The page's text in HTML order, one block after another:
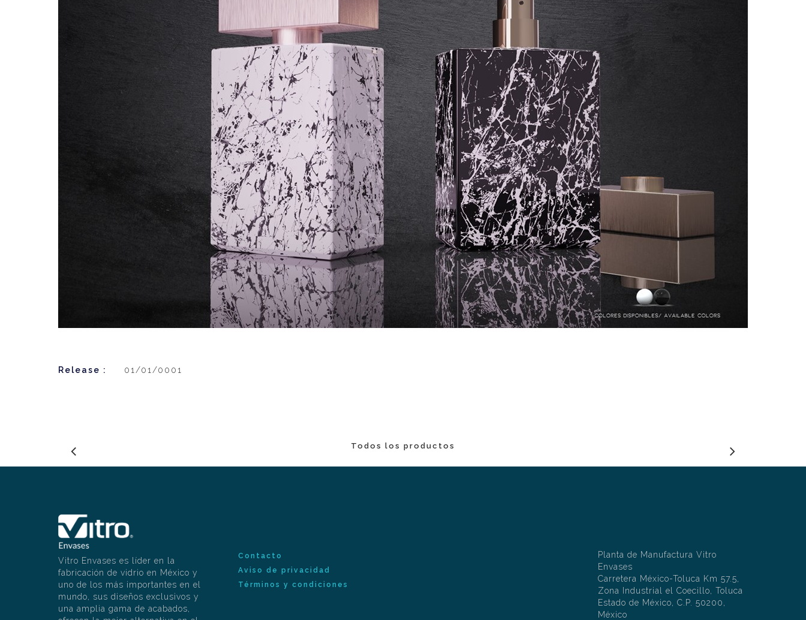
Release : 01/01/0001
Todos los productos
Vitro Envases es líder en la
fabricación de vidrio en México y
uno de los más importantes en el
mundo, sus diseños exclusivos y
una amplia gama de acabados,
Contacto
Aviso de privacidad
Términos y condiciones
Planta de Manufactura Vitro
Envases
Carretera México-Toluca Km 57.5,
Zona Industrial el Coecillo, Toluca
Estado de México, C.P. 50200,
México